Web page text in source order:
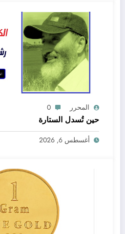
المحرر 0
حين تُسدل الستارة
أغسطس 6, 2026